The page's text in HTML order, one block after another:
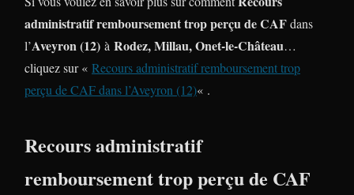
administratif remboursement trop perçu de CAFdans
l’Aveyron (12) à Rodez, Millau, Onet-le-Château…
cliquez sur « Recours administratif remboursement trop
perçu de CAF dans l’Aveyron (12)« .
Recours administratif
remboursement trop perçu de CAF